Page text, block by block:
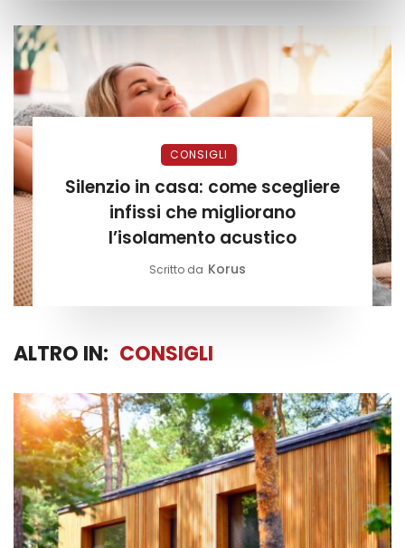
CONSIGLI
Silenzio in casa: come scegliere
infissi che migliorano
l’isolamento acustico
Scritto da Korus
ALTRO IN: CONSIGLI